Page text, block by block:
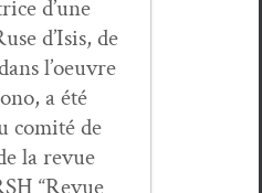
d’une
d’I­sis, de
l’oeu­vre
a été
comité de
la revue
“Revue